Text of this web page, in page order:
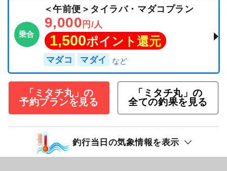
乗合
＜午前便＞タイラバ・マダコプラン
9,000 円/人
1,500ポイント還元
マダコ マダイ
「ミタチ丸」の
予約プランを見る
「ミタチ丸」の
全ての釣果を見る
釣行当日の気象情報を表示